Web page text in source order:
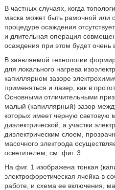
В частных случаях, когда
маска может быть рамочной или
процедуре осаждения
и длительная операция
осаждения при этом будет очень
В заявляемой технологии
для локального нагрева
капиллярном зазоре
применяться и лазер, как в
Основными отличительными
малый (капиллярный) зазор
которых имеет черную световую
диэлектрической, а участки
диэлектрическим слоем,
масочного электрода
осветителем, см. фиг. 3.
На фиг. 1 изображена тонкая
электрофоретическая ячейка в
работе, и схема ее включения,